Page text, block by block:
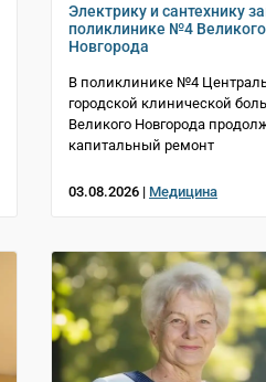
Электрику и сантехнику
поликлинике №4 Великого
Новгорода
В поликлинике №4
городской клинической
Великого Новгорода
капитальный ремонт
03.08.2026 | Медицина